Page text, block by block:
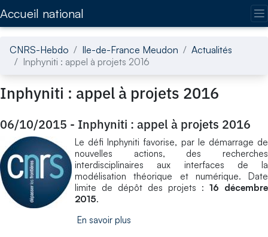
Accueil national
CNRS-Hebdo Ile-de-France Meudon
Actualités
Inphyniti : appel à projets 2016
Inphyniti : appel à projets 2016
06/10/2015 - Inphyniti : appel à projets 2016
Le défi Inphyniti favorise, par le démarrage de
nouvelles actions, des recherches
interdisciplinaires aux interfaces de la
modélisation théorique et numérique. Date
limite de dépôt des projets : 16 décembre
2015.
En savoir plus